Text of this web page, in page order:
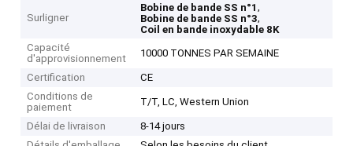
Surligner
Bobine de bande SS n°1,
Bobine de bande SS n°3,
Coil en bande inoxydable 8K
Capacité
d'approvisionnement
10000 TONNES PAR SEMAINE
Certification
CE
Conditions de
paiement
T/T, LC, Western Union
Délai de livraison
8-14 jours